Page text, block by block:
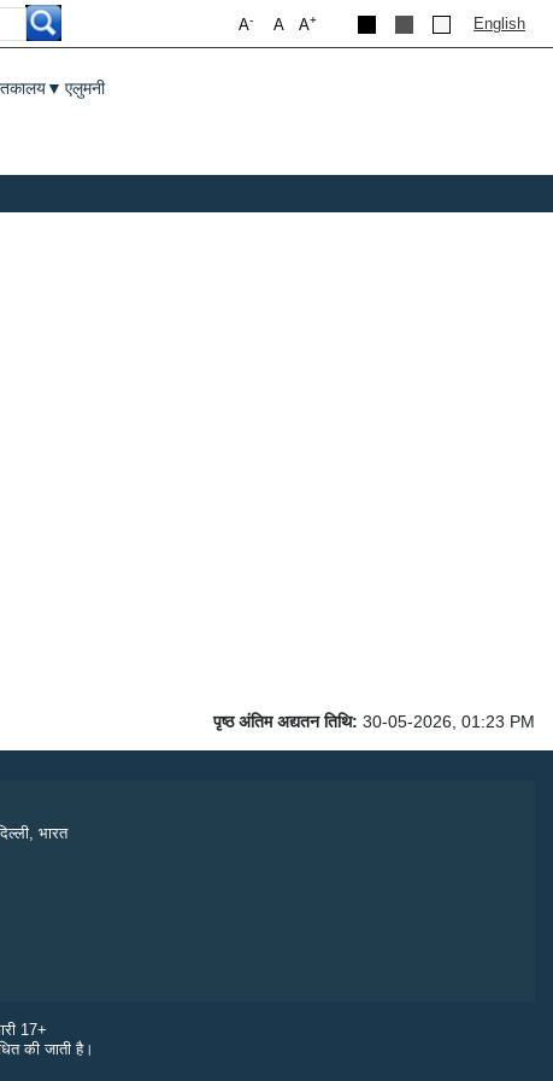
A+
A
A- English
▼ एलुमनी
पृष्ठ अंतिम अद्यतन तिथि: 30-05-2026, 01:23 PM
भारत
17+
की जाती है।